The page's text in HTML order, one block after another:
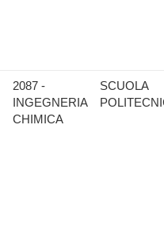
2087 -
INGEGNERIA
CHIMICA
SCUOLA